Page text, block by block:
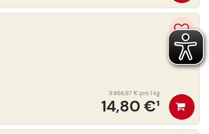
14,80 €¹
9.866,67 € pro 1 kg